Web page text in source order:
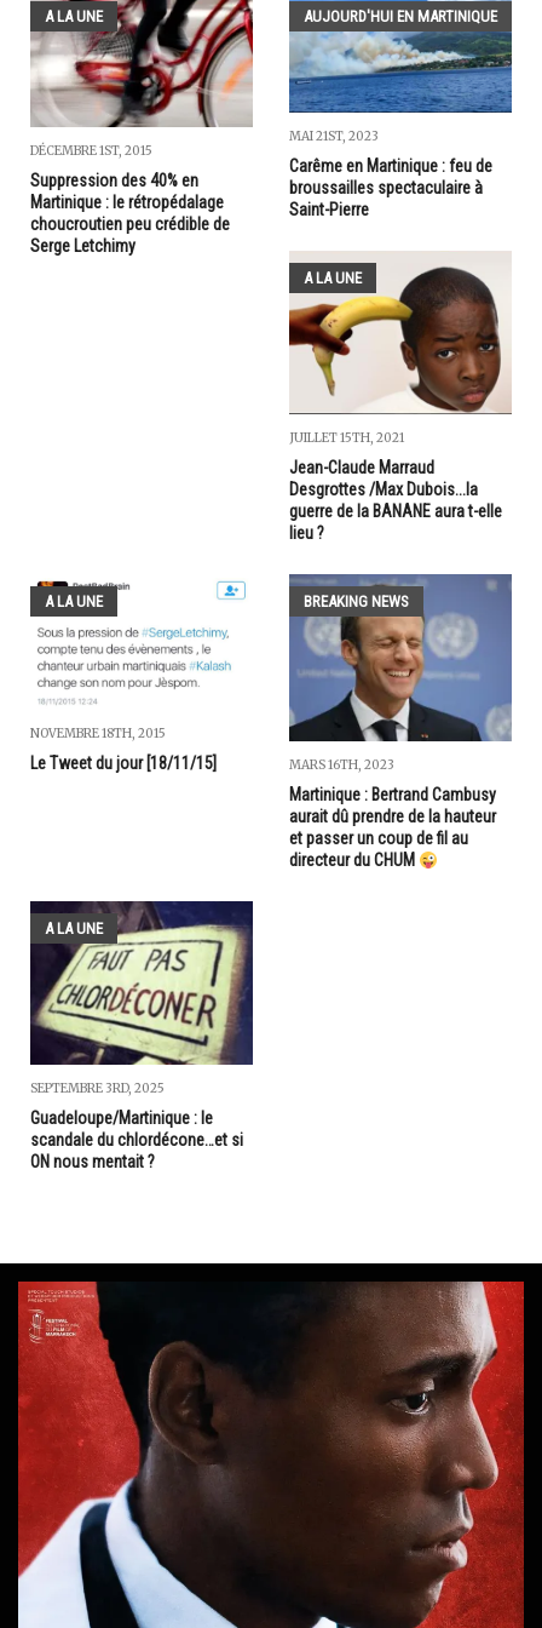
A LA UNE
DÉCEMBRE 1ST, 2015
Suppression des 40% en
Martinique : le rétropédalage
choucroutien peu crédible de
Serge Letchimy
AUJOURD'HUI EN MARTINIQUE
MAI 21ST, 2023
Carême en Martinique : feu de
broussailles spectaculaire à
Saint-Pierre
A LA UNE
JUILLET 15TH, 2021
Jean-Claude Marraud
Desgrottes /Max Dubois...la
guerre de la BANANE aura t-elle
lieu ?
A LA UNE
NOVEMBRE 18TH, 2015
Le Tweet du jour [18/11/15]
BREAKING NEWS
MARS 16TH, 2023
Martinique : Bertrand Cambusy
aurait dû prendre de la hauteur
et passer un coup de fil au
directeur du CHUM
A LA UNE
SEPTEMBRE 3RD, 2025
Guadeloupe/Martinique : le
scandale du chlordécone…et si
ON nous mentait ?